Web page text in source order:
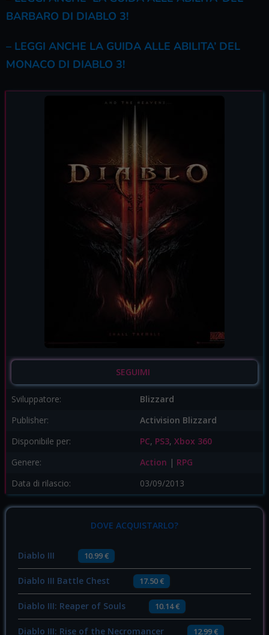
BARBARO DI DIABLO 3!
– LEGGI ANCHE LA GUIDA ALLE ABILITA’ DEL
MONACO DI DIABLO 3!
SEGUIMI
Sviluppatore:
Blizzard
Publisher:
Activision Blizzard
Disponibile per:
PC, PS3, Xbox 360
Genere:
Action | RPG
Data di rilascio:
03/09/2013
DOVE ACQUISTARLO?
Diablo III 10.99 €
Diablo III Battle Chest 17.50 €
Diablo III: Reaper of Souls 10.14 €
Diablo III: Rise of the Necromancer 12.99 €